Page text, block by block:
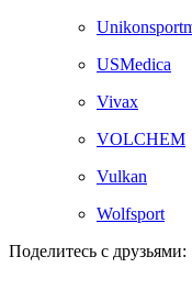
USMedica
Vivax
VOLCHEM
Vulkan
Wolfsport
Поделитесь с друзьями: